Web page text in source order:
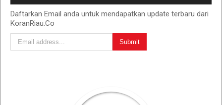
Daftarkan Email anda untuk mendapatkan update terbaru dari
KoranRiau.Co